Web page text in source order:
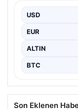
ALTIN
BTC
Son Eklenen
■Lig kötü haberle
Kelebek sohbet
Adresi Ve Sohbet